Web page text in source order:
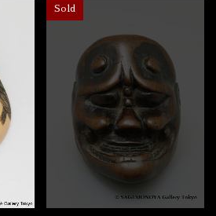
Sold